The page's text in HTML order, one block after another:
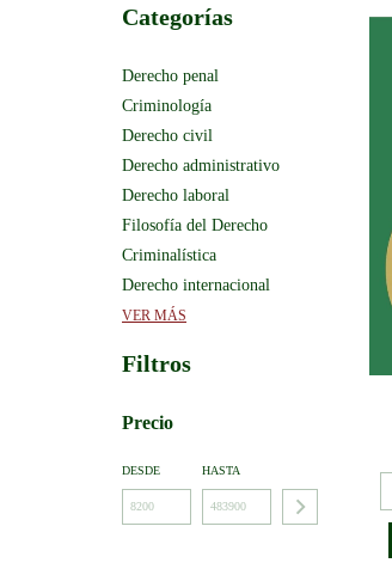
Categorías
Derecho penal
Criminología
Derecho civil
Derecho administrativo
Derecho laboral
Filosofía del Derecho
Criminalística
Derecho internacional
VER MÁS
Filtros
Precio
DESDE HASTA